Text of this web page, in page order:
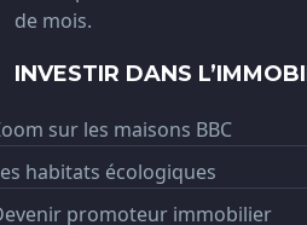
de mois.
INVESTIR DANS
sur les maisons BBC
habitats écologiques
promoteur immobilier